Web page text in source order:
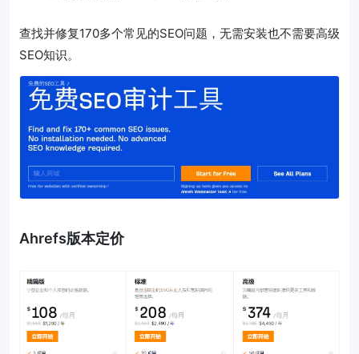
查找并修复170多个常见的SEO问题，无需安装也不需要高级
SEO知识。
Ahrefs版本定价